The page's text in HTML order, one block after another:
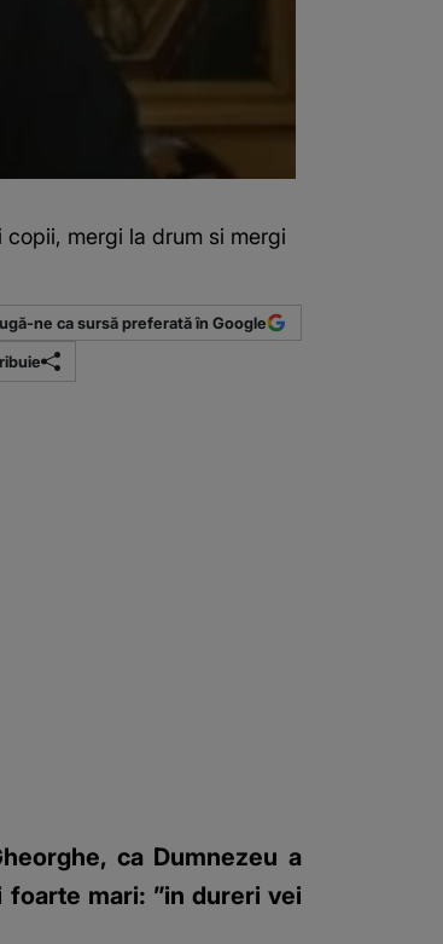
mergi la drum si mergi
ne ca sursă preferată în Google
ca Dumnezeu a
mari: ”in dureri vei